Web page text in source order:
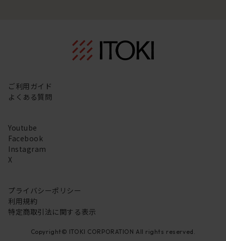
ご利用ガイド
よくある質問
Youtube
Facebook
Instagram
X
プライバシーポリシー
利用規約
特定商取引法に関する表示
Copyright© ITOKI CORPORATION All rights reserved.